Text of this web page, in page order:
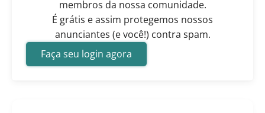
membros da nossa comunidade.
É grátis e assim protegemos nossos
anunciantes (e você!) contra spam.
Faça seu login agora